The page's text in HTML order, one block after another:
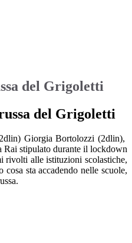
del Grigoletti
del Grigoletti
Giorgia Bortolozzi (2dlin),
Rai stipulato durante il lockdown
rivolti alle istituzioni scolastiche,
sta accadendo nelle scuole,